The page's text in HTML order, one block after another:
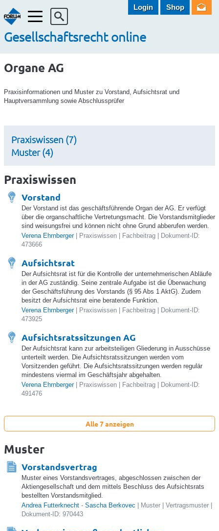
Menü
Gesellschaftsrecht online
Login Shop
Organe AG
Praxisinformationen und Muster zu Vorstand, Aufsichtsrat und
Hauptversammlung sowie Abschlussprüfer
Praxiswissen (7)
Muster (4)
Praxiswissen
Vorstand
Der Vorstand ist das geschäftsführende Organ der AG. Er verfügt
über die organschaftliche Vertretungsmacht. Die Vorstandsmitglieder
sind weisungsfrei und können nicht ohne Grund abberufen werden.
Verena Ehrnberger| Praxiswissen | Fachbeitrag | Dokument-ID:
473666
Aufsichtsrat
Der Aufsichtsrat ist für die Kontrolle der unternehmerischen Abläufe
in der AG zuständig. Seine zentrale Aufgabe ist die Überwachung
der Geschäftsführung des Vorstands (§ 95 Abs 1 AktG). Zudem
besitzt der Aufsichtsrat eine beratende Funktion.
Verena Ehrnberger| Praxiswissen | Fachbeitrag | Dokument-ID:
473925
Aufsichtsratssitzungen AG
Der Aufsichtsrat kann zur arbeitsteiligen Gliederung in Ausschüsse
unterteilt werden. Die Aufsichtsratssitzungen werden vom
Vorsitzenden geführt. Die Aufsichtsratssitzungen werden regulär
mindestens viermal im Geschäftsjahr abgehalten.
Verena Ehrnberger| Praxiswissen | Fachbeitrag | Dokument-ID:
491476
Alle 7 anzeigen
Muster
Vorstandsvertrag
Muster eines Vorstandsvertrages, abgeschlossen zwischen der
Aktiengesellschaft und dem mittels Beschluss des Aufsichtsrats
bestellten Vorstandsmitglied.
Andrea Futterknecht -Sascha Berkovec | Muster | Vertragsmuster |
Dokument-ID: 970443